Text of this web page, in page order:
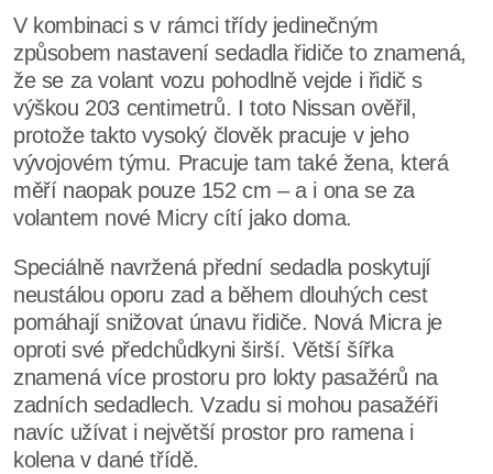
V kombinaci s v rámci třídy jedinečným
způsobem nastavení sedadla řidiče to znamená,
že se za volant vozu pohodlně vejde i řidič s
výškou 203 centimetrů. I toto Nissan ověřil,
protože takto vysoký člověk pracuje v jeho
vývojovém týmu. Pracuje tam také žena, která
měří naopak pouze 152 cm – a i ona se za
volantem nové Micry cítí jako doma.
Speciálně navržená přední sedadla poskytují
neustálou oporu zad a během dlouhých cest
pomáhají snižovat únavu řidiče. Nová Micra je
oproti své předchůdkyni širší. Větší šířka
znamená více prostoru pro lokty pasažérů na
zadních sedadlech. Vzadu si mohou pasažéři
navíc užívat i největší prostor pro ramena i
kolena v dané třídě.